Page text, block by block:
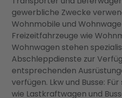
gewerbliche Zwecke
Wohnmobile und
Freizeitfahrzeuge wie
Wohnwagen stehen
Abschleppdienste zur
entsprechenden
verfügen. Lkw und Busse:
wie Lastkraftwagen und